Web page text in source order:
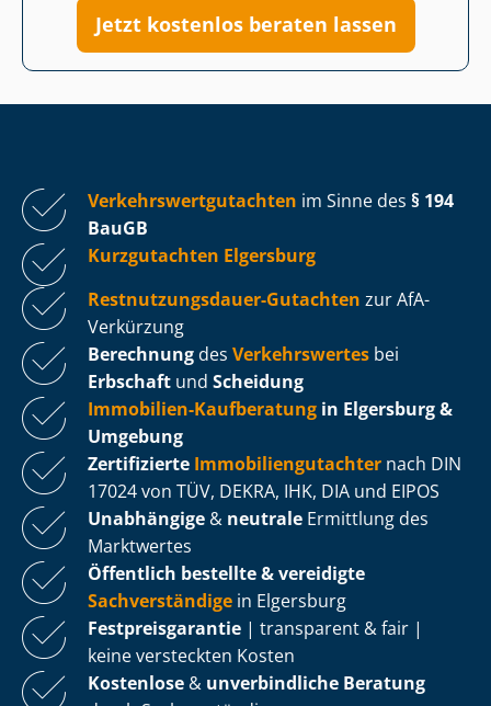
Jetzt kostenlos beraten lassen
Ver­kehrs­wert­gut­ach­ten im Sinne des § 194
BauGB
Kurzgutachten Elgersburg
Rest­nut­zungs­dau­er-Gutachten zur AfA-
Verkürzung
Berechnung des Verkehrswertes bei
Erbschaft und Scheidung
Immobilien-Kaufberatung in Elgersburg &
Umgebung
Zertifizierte Im­mo­bi­li­en­gut­ach­ter nach DIN
17024 von TÜV, DEKRA, IHK, DIA und EIPOS
Unabhängige & neutrale Ermittlung des
Marktwertes
Öffentlich bestellte & vereidigte
Sachverständige in Elgersburg
Fest­preis­ga­ran­tie | transparent & fair |
keine versteckten Kosten
Kostenlose & unverbindliche Beratung